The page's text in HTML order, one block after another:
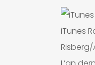
iTunes
Risberg/